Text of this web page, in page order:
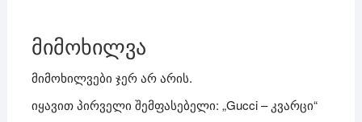
მიმოხილვა
მიმოხილვები ჯერ არ არის.
იყავით პირველი შემფასებელი: „Gucci – კვარცი“